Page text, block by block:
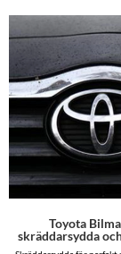
Toyota
skräddarsydda